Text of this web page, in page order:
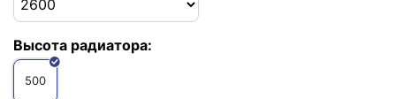
Высота радиатора:
500